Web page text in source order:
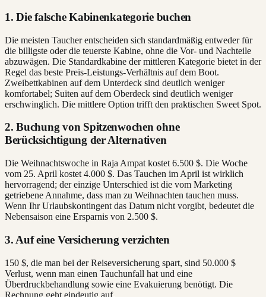
1. Die falsche Kabinenkategorie buchen
Die meisten Taucher entscheiden sich standardmäßig entweder für
die billigste oder die teuerste Kabine, ohne die Vor- und Nachteile
abzuwägen. Die Standardkabine der mittleren Kategorie bietet in der
Regel das beste Preis-Leistungs-Verhältnis auf dem Boot.
Zweibettkabinen auf dem Unterdeck sind deutlich weniger
komfortabel; Suiten auf dem Oberdeck sind deutlich weniger
erschwinglich. Die mittlere Option trifft den praktischen Sweet Spot.
2. Buchung von Spitzenwochen ohne
Berücksichtigung der Alternativen
Die Weihnachtswoche in Raja Ampat kostet 6.500 $. Die Woche
vom 25. April kostet 4.000 $. Das Tauchen im April ist wirklich
hervorragend; der einzige Unterschied ist die vom Marketing
getriebene Annahme, dass man zu Weihnachten tauchen muss.
Wenn Ihr Urlaubskontingent das Datum nicht vorgibt, bedeutet die
Nebensaison eine Ersparnis von 2.500 $.
3. Auf eine Versicherung verzichten
150 $, die man bei der Reiseversicherung spart, sind 50.000 $
Verlust, wenn man einen Tauchunfall hat und eine
Überdruckbehandlung sowie eine Evakuierung benötigt. Die
Rechnung geht eindeutig auf.